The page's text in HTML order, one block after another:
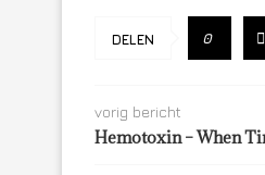
DELEN 0
vorig bericht
Hemotoxin – When